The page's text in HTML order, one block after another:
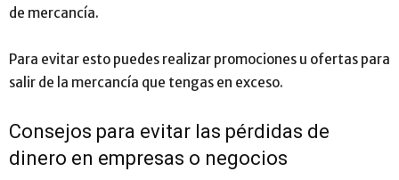
de mercancía.
Para evitar esto puedes realizar promociones u ofertas para
salir de la mercancía que tengas en exceso.
Consejos para evitar las pérdidas de
dinero en empresas o negocios